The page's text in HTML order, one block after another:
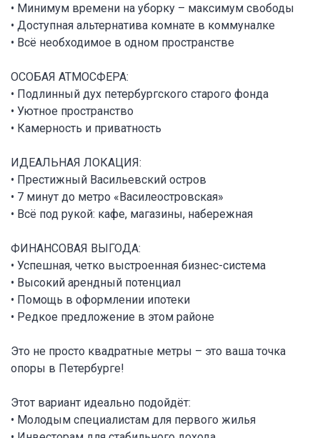
• Минимум времени на уборку – максимум свободы
• Доступная альтернатива комнате в коммуналке
• Всё необходимое в одном пространстве
ОСОБАЯ АТМОСФЕРА:
• Подлинный дух петербургского старого фонда
• Уютное пространство
• Камерность и приватность
ИДЕАЛЬНАЯ ЛОКАЦИЯ:
• Престижный Васильевский остров
• 7 минут до метро «Василеостровская»
• Всё под рукой: кафе, магазины, набережная
ФИНАНСОВАЯ ВЫГОДА:
• Успешная, четко выстроенная бизнес-система
• Высокий арендный потенциал
• Помощь в оформлении ипотеки
• Редкое предложение в этом районе
Это не просто квадратные метры – это ваша точка
опоры в Петербурге!
Этот вариант идеально подойдёт:
• Молодым специалистам для первого жилья